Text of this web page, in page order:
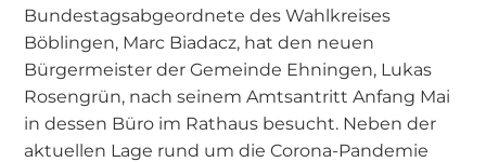
Bundestagsabgeordnete des Wahlkreises
Böblingen, Marc Biadacz, hat den neuen
Bürgermeister der Gemeinde Ehningen, Lukas
Rosengrün, nach seinem Amtsantritt Anfang Mai
in dessen Büro im Rathaus besucht. Neben der
aktuellen Lage rund um die Corona-Pandemie